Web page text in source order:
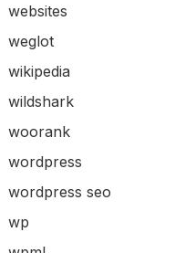
websites
weglot
wikipedia
wildshark
woorank
wordpress
wordpress seo
wp